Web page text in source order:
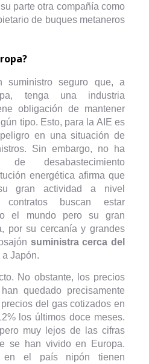
su parte otra compañía como
de buques metaneros
suministro seguro que, a
tenga una industria
obligación de mantener
tipo. Esto, para la AIE es
en una situación de
Sin embargo, no ha
de desabastecimiento
energética afirma que
gran actividad a nivel
contratos buscan estar
el mundo pero su gran
por su cercanía y grandes
suministra cerca del
Japón.
No obstante, los precios
quedado precisamente
del gas cotizados en
los últimos doce meses.
muy lejos de las cifras
se han vivido en Europa.
el país nipón tienen